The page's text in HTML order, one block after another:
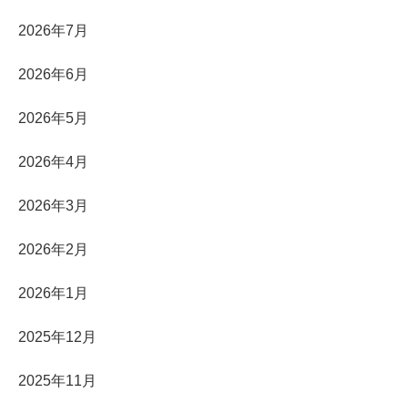
2026年7月
2026年6月
2026年5月
2026年4月
2026年3月
2026年2月
2026年1月
2025年12月
2025年11月